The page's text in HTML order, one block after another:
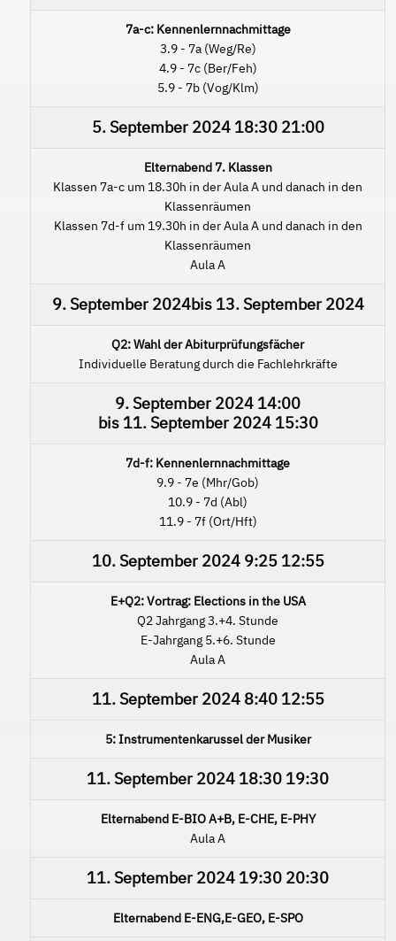
7a-c: Kennenlernnachmittage
3.9 - 7a (Weg/Re)
4.9 - 7c (Ber/Feh)
5.9 - 7b (Vog/Klm)
5. September 202418:30 21:00
Elternabend 7. Klassen
Klassen 7a-c um 18.30h in der Aula A und danach in den
Klassenräumen
Klassen 7d-f um 19.30h in der Aula A und danach in den
Klassenräumen
Aula A
9. September 2024bis 13. September 2024
Q2: Wahl der Abiturprüfungsfächer
Individuelle Beratung durch die Fachlehrkräfte
9. September 2024 14:00
bis 11. September 202415:30
7d-f: Kennenlernnachmittage
9.9 - 7e (Mhr/Gob)
10.9 - 7d (Abl)
11.9 - 7f (Ort/Hft)
10. September 20249:25 12:55
E+Q2: Vortrag: Elections in the USA
Q2 Jahrgang 3.+4. Stunde
E-Jahrgang 5.+6. Stunde
Aula A
11. September 20248:40 12:55
5: Instrumentenkarussel der Musiker
11. September 2024 18:30 19:30
Elternabend E-BIO A+B, E-CHE, E-PHY
Aula A
11. September 2024 19:30 20:30
Elternabend E-ENG,E-GEO, E-SPO